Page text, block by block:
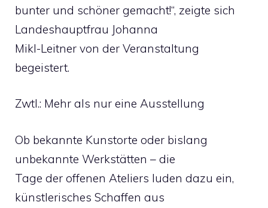
bunter und schöner gemacht!“, zeigte sich
Landeshauptfrau Johanna
Mikl-Leitner von der Veranstaltung
begeistert.
Zwtl.: Mehr als nur eine Ausstellung
Ob bekannte Kunstorte oder bislang
unbekannte Werkstätten – die
Tage der offenen Ateliers luden dazu ein,
künstlerisches Schaffen aus